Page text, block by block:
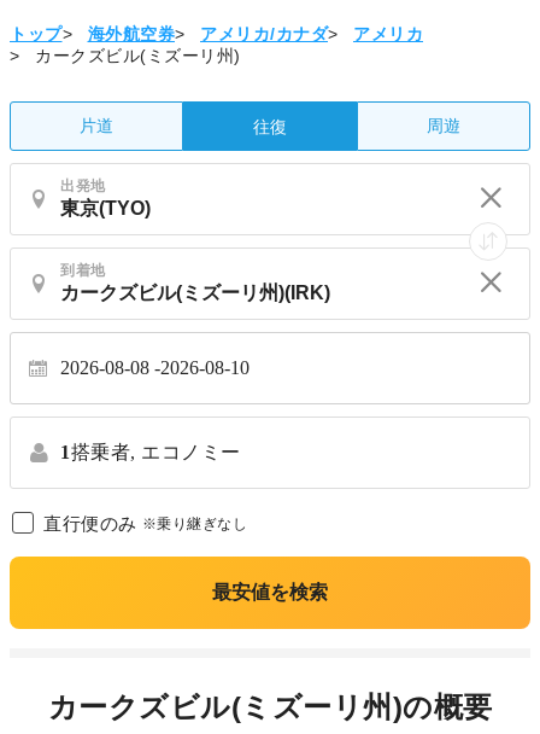
トップ> 海外航空券> アメリカ/カナダ>
アメリカ
>
カークズビル(ミズーリ州)
片道 往復 周遊
出発地
到着地
2026-08-08 2026-08-10
1搭乗者, エコノミー
直行便のみ ※乗り継ぎなし
最安値を検索
カークズビル(ミズーリ州)の概要